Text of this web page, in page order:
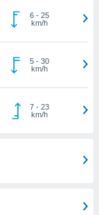
6- 25
km/h
5- 30
km/h
7- 23
km/h